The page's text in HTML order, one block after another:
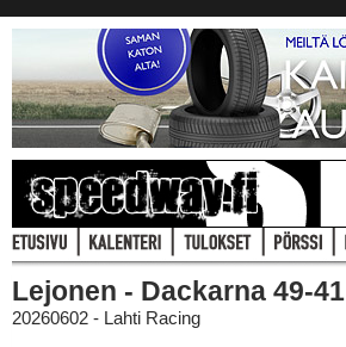
Lejonen - Dackarna 49-41
20260602 - Lahti Racing